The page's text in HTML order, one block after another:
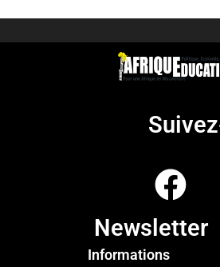
Newsletter
Informations